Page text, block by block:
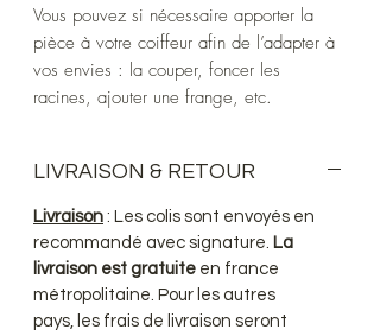
Vous pouvez si nécessaire apporter la
pièce à votre coiffeur afin de l’adapter à
vos envies : la couper, foncer les
racines, ajouter une frange, etc.
LIVRAISON & RETOUR
Livraison : Les colis sont envoyés en
recommandé avec signature. La
livraison est gratuite en france
métropolitaine. Pour les autres
pays, les frais de livraison seront